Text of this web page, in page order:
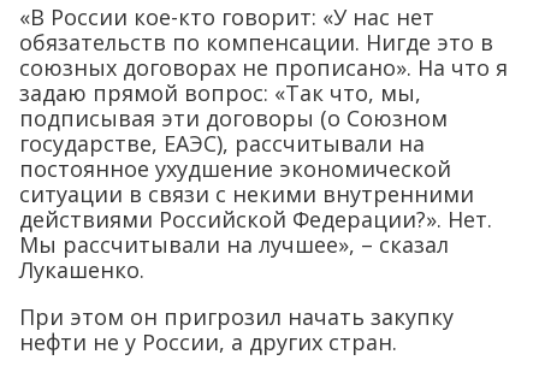
«В России кое-кто говорит: «У нас нет
обязательств по компенсации. Нигде это в
союзных договорах не прописано». На что я
задаю прямой вопрос: «Так что, мы,
подписывая эти договоры (о Союзном
государстве, ЕАЭС), рассчитывали на
постоянное ухудшение экономической
ситуации в связи с некими внутренними
действиями Российской Федерации?». Нет.
Мы рассчитывали на лучшее», – сказал
Лукашенко.
При этом он пригрозил начать закупку
нефти не у России, а других стран.